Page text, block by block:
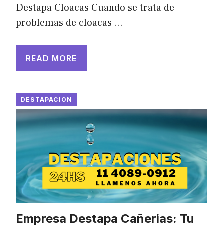
Destapa Cloacas Cuando se trata de
problemas de cloacas …
READ MORE
DESTAPACION
Empresa Destapa Cañerias: Tu